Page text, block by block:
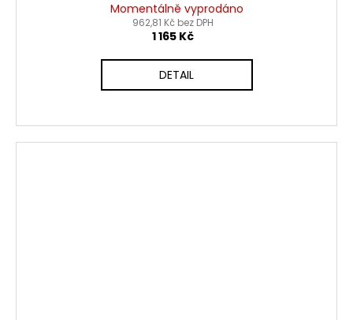
Momentálně vyprodáno
962,81 Kč bez DPH
1 165 Kč
DETAIL